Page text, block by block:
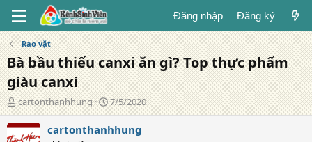
Đăng nhập Đăng ký
Rao vặt
Bà bầu thiếu canxi ăn gì? Top thực phẩm
giàu canxi
T
á
c
g
cartonthanhhung
N
g
à
7/5/2020
cartonthanhhung